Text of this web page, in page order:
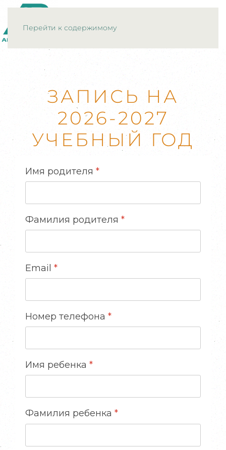
Перейти к содержимому
ЗАПИСЬ НА
2026-2027
УЧЕБНЫЙ ГОД
Имя родителя *
Фамилия родителя *
Email *
Номер телефона *
Имя ребенка *
Фамилия ребенка *